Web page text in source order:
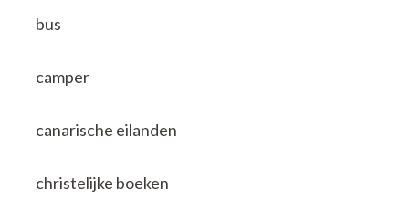
bus
camper
canarische eilanden
christelijke boeken